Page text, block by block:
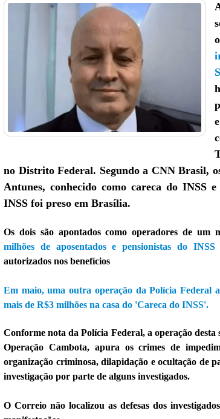
no Distrito Federal. Segundo a CNN Brasil,
Antunes, conhecido como careca do INSS
INSS foi preso em Brasília.
Os dois são apontados como operadores de um
milhões de aposentados e pensionistas do INSS
autorizados nos benefícios
Em maio, uma outra operação da Polícia Federal
mais de R$3 milhões na casa do 'Careca do INSS'.
Conforme nota da Polícia Federal, a operação desta
Operação Cambota, apura os crimes de
organização criminosa, dilapidação e ocultação de
investigação por parte de alguns investigados.
O Correio não localizou as defesas dos